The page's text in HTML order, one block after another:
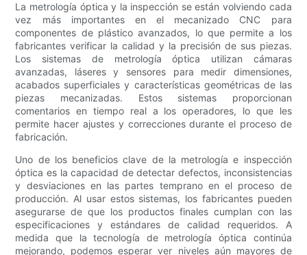
La metrología óptica y la inspección se están volviendo cada
vez más importantes en el mecanizado CNC para
componentes de plástico avanzados, lo que permite a los
fabricantes verificar la calidad y la precisión de sus piezas.
Los sistemas de metrología óptica utilizan cámaras
avanzadas, láseres y sensores para medir dimensiones,
acabados superficiales y características geométricas de las
piezas mecanizadas. Estos sistemas proporcionan
comentarios en tiempo real a los operadores, lo que les
permite hacer ajustes y correcciones durante el proceso de
fabricación.
Uno de los beneficios clave de la metrología e inspección
óptica es la capacidad de detectar defectos, inconsistencias
y desviaciones en las partes temprano en el proceso de
producción. Al usar estos sistemas, los fabricantes pueden
asegurarse de que los productos finales cumplan con las
especificaciones y estándares de calidad requeridos. A
medida que la tecnología de metrología óptica continúa
mejorando, podemos esperar ver niveles aún mayores de